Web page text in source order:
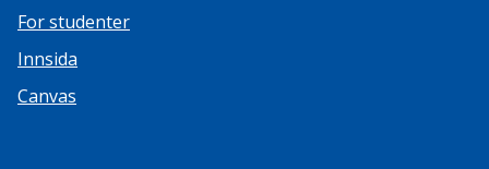
For studenter
Innsida
Canvas